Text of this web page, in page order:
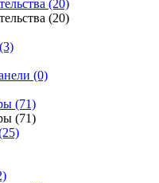
(20)
(20)
(0)
(71)
(71)